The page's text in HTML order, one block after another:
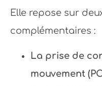
Elle repose sur
complémentaires :
La prise de
mouvement